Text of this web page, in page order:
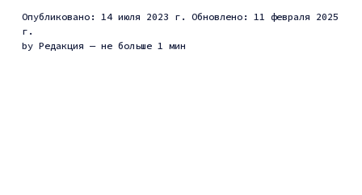
Опубликовано: 14 июля 2023 г. Обновлено: 11 февраля 2025
г.
by Редакция — не больше 1 мин